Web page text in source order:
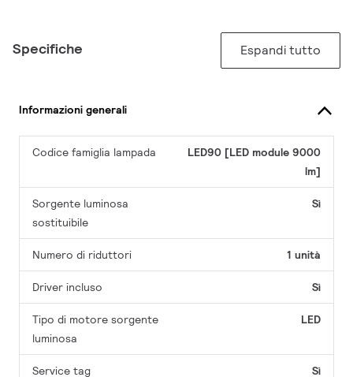
Specifiche Espandi tutto
Informazioni generali
Codice famiglia lampada
LED90 [LED module 9000
lm]
Sorgente luminosa
sostituibile
Sì
Numero di riduttori 1 unità
Driver incluso Sì
Tipo di motore sorgente
luminosa
LED
Service tag Sì